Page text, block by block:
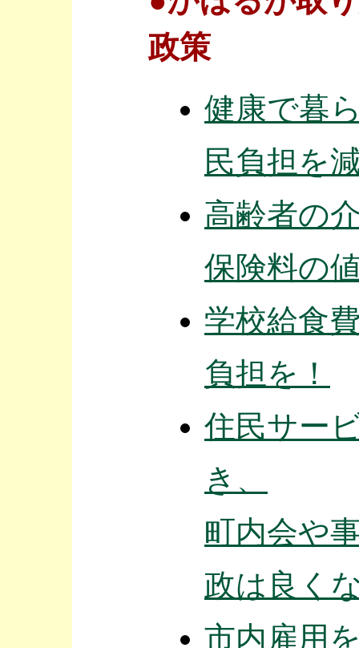
政策
健康で暮
民負担を
高齢者の
保険料の
学校給食
負担を！
住民サー
き、
町内会や
政は良く
市内雇用